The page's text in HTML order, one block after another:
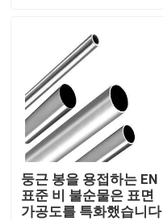
홈
회사 소개
둥근 봉을 용접하는 EN
표준 비 불순물은 표면
가공도를 특화했습니다